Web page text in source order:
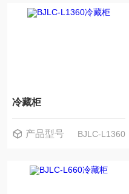
冷藏柜
产品型号 BJLC-L1360